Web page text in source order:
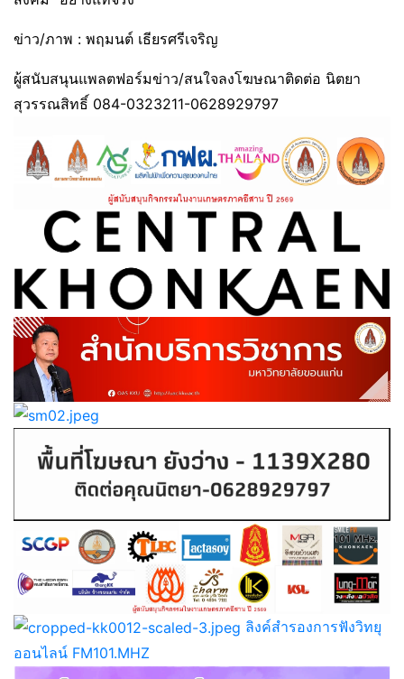
ข่าว/ภาพ : พฤมนต์ เธียรศรีเจริญ
ผู้สนับสนุนแพลตฟอร์มข่าว/สนใจลงโฆษณาติดต่อ นิตยา
สุวรรณสิทธิ์ 084-0323211-0628929797
ลิงค์สำรองการฟังวิทยุ
ออนไลน์ FM101.MHZ